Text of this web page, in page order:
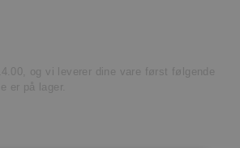
og vi leverer dine vare først følgende
er på lager.